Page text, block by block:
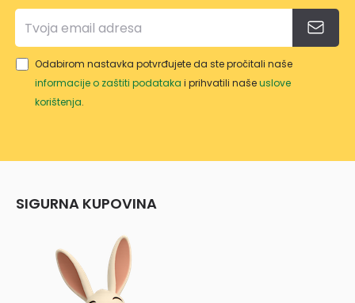
Odabirom nastavka potvrđujete da ste pročitali naše
informacije o zaštiti podataka i prihvatili našeuslove
korištenja.
SIGURNA KUPOVINA